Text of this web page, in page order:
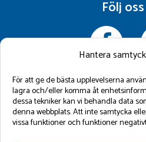
Hantera
För att ge de bästa upplevelserna
lagra och/eller komma åt
dessa tekniker kan vi behandla data
denna webbplats. Att inte samtycka
vissa funktioner och funktioner
Följ
©2026 GBM